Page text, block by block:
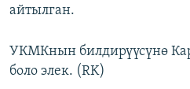
айтылган.
УКМКнын билдирүүсүнө
боло элек. (RK)